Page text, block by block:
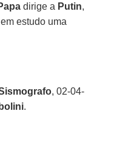
dirige a Putin,
estudo uma
Sismografo, 02-04-
.